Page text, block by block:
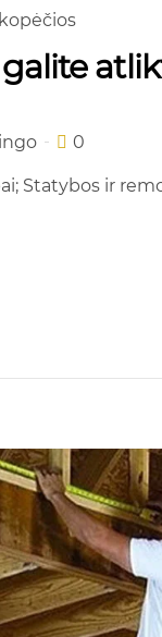
0
Statybos ir